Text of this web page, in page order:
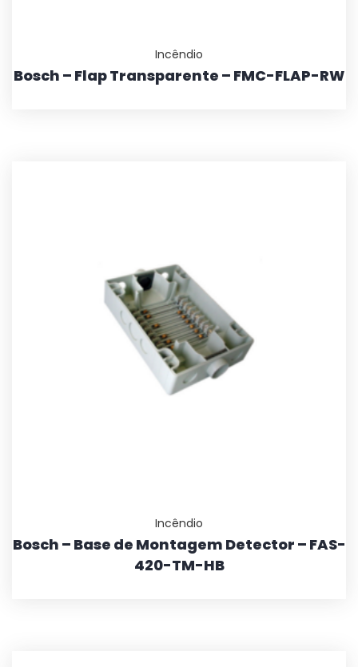
Incêndio
Bosch – Flap Transparente – FMC-FLAP-RW
Incêndio
Bosch – Base de Montagem Detector – FAS-
420-TM-HB